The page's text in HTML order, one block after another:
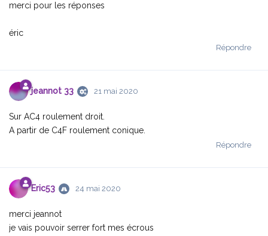
merci pour les réponses
éric
Répondre
jeannot 33 21 mai 2020
Sur AC4 roulement droit.
A partir de C4F roulement conique.
Répondre
Eric53 24 mai 2020
merci jeannot
je vais pouvoir serrer fort mes écrous